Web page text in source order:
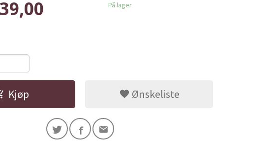
På lager
Kjøp Ønskeliste